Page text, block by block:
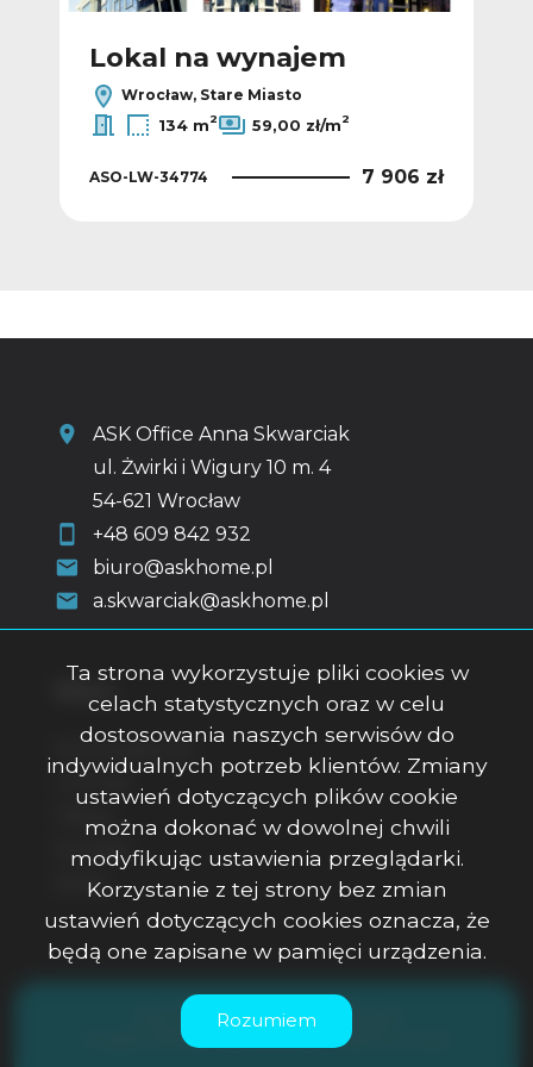
Lokal na wynajem
Wrocław, Stare Miasto
134 m2 59,00 zł/m2
ASO-LW-34774 7 906 zł
ASK Office Anna Skwarciak
ul. Żwirki i Wigury 10 m. 4
54-621 Wrocław
+48 609 842 932
biuro@askhome.pl
a.skwarciak@askhome.pl
Strona główna
O firmie
Kontakt
Rodo
ASK Office Anna Skwarciak © 2026
Program dla biur nieruchomości
Galactica Virgo
Ta strona wykorzystuje pliki cookies w
celach statystycznych oraz w celu
dostosowania naszych serwisów do
indywidualnych potrzeb klientów. Zmiany
ustawień dotyczących plików cookie
można dokonać w dowolnej chwili
modyfikując ustawienia przeglądarki.
Korzystanie z tej strony bez zmian
ustawień dotyczących cookies oznacza, że
będą one zapisane w pamięci urządzenia.
Rozumiem